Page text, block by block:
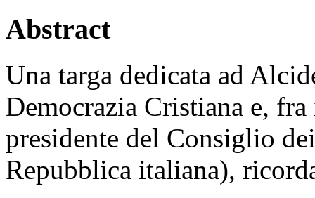
Abstract
Una targa dedicata ad
Democrazia Cristiana e,
presidente del Consiglio
Repubblica italiana),